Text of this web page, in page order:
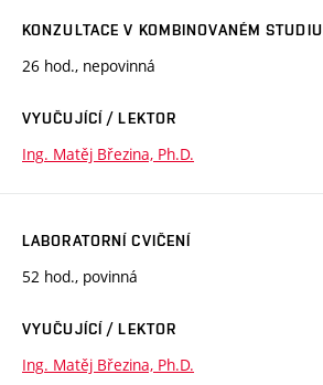
KONZULTACE V KOMBINOVANÉM STUDIU
26 hod., nepovinná
VYUČUJÍCÍ / LEKTOR
Ing. Matěj Březina, Ph.D.
LABORATORNÍ CVIČENÍ
52 hod., povinná
VYUČUJÍCÍ / LEKTOR
Ing. Matěj Březina, Ph.D.